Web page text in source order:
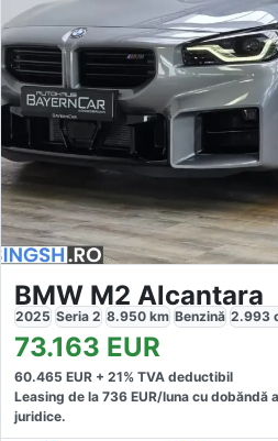
BMW M2 Alcantara
2025 Seria 2 8.950 km Benzină 2.993
73.163 EUR
60.465 EUR + 21% TVA deductibil
Leasing de la 736 EUR/luna cu dobăndă
juridice.